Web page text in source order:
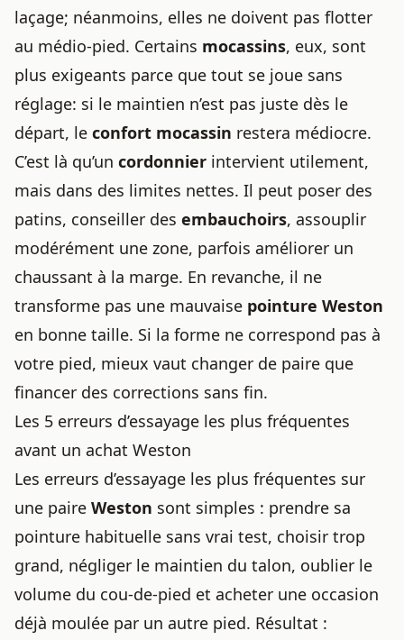
laçage; néanmoins, elles ne doivent pas flotter
au médio-pied. Certains mocassins, eux, sont
plus exigeants parce que tout se joue sans
réglage: si le maintien n’est pas juste dès le
départ, le confort mocassin restera médiocre.
C’est là qu’un cordonnier intervient utilement,
mais dans des limites nettes. Il peut poser des
patins, conseiller des embauchoirs, assouplir
modérément une zone, parfois améliorer un
chaussant à la marge. En revanche, il ne
transforme pas une mauvaise pointure Weston
en bonne taille. Si la forme ne correspond pas à
votre pied, mieux vaut changer de paire que
financer des corrections sans fin.
Les 5 erreurs d’essayage les plus fréquentes
avant un achat Weston
Les erreurs d’essayage les plus fréquentes sur
une paire Weston sont simples : prendre sa
pointure habituelle sans vrai test, choisir trop
grand, négliger le maintien du talon, oublier le
volume du cou-de-pied et acheter une occasion
déjà moulée par un autre pied. Résultat :